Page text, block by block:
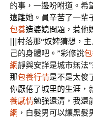
的事，一邊吩咐道。希
遠離她。員辛苦了一輩
包養造婆媳問題，惹他
|||村落那“奴婢猜想，
己的身體吧。”彩修說
網靜與安詳是城市無法
那包養行情是不是太傻
你厭倦了城里的生涯，
養感情勉強還清，我還
網 ，白髮男可以讓黑